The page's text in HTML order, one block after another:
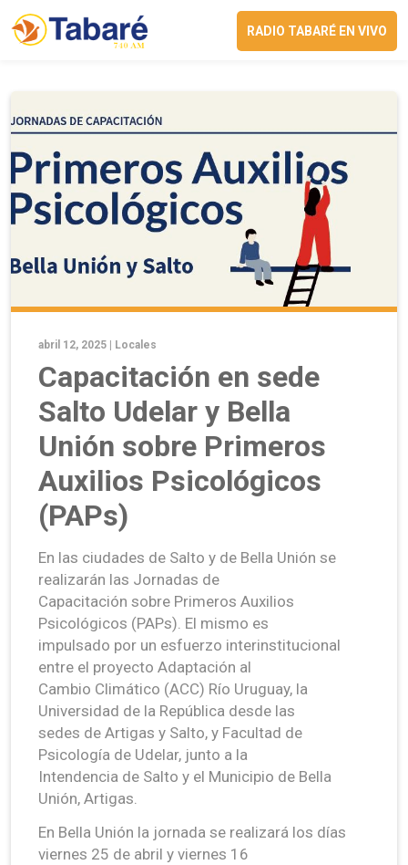
RADIO TABARÉ EN VIVO
abril 12, 2025 | Locales
Capacitación en sede
Salto Udelar y Bella
Unión sobre Primeros
Auxilios Psicológicos
(PAPs)
En las ciudades de Salto y de Bella Unión se
realizarán las Jornadas de
Capacitación sobre Primeros Auxilios
Psicológicos (PAPs). El mismo es
impulsado por un esfuerzo interinstitucional
entre el proyecto Adaptación al
Cambio Climático (ACC) Río Uruguay, la
Universidad de la República desde las
sedes de Artigas y Salto, y Facultad de
Psicología de Udelar, junto a la
Intendencia de Salto y el Municipio de Bella
Unión, Artigas.
En Bella Unión la jornada se realizará los días
viernes 25 de abril y viernes 16